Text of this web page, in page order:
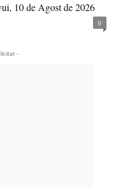
10 de Agost de 2026
0
-